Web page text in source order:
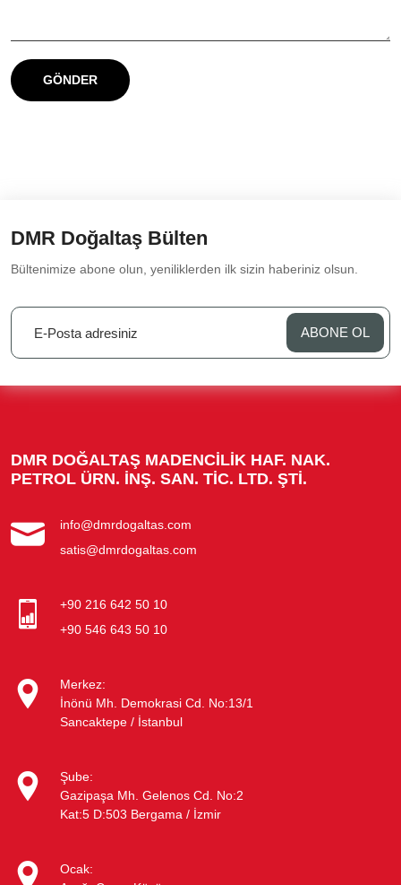
GÖNDER
DMR Doğaltaş Bülten
Bültenimize abone olun, yeniliklerden ilk sizin haberiniz olsun.
ABONE OL
DMR DOĞALTAŞ MADENCİLİK HAF. NAK.
PETROL ÜRN. İNŞ. SAN. TİC. LTD. ŞTİ.
info@dmrdogaltas.com
satis@dmrdogaltas.com
+90 216 642 50 10
+90 546 643 50 10
Merkez:
İnönü Mh. Demokrasi Cd. No:13/1
Sancaktepe / İstanbul
Şube:
Gazipaşa Mh. Gelenos Cd. No:2
Kat:5 D:503 Bergama / İzmir
Ocak: